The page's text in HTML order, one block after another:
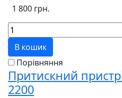
1 800 грн.
В кошик
Порівняння
Притискний
2200